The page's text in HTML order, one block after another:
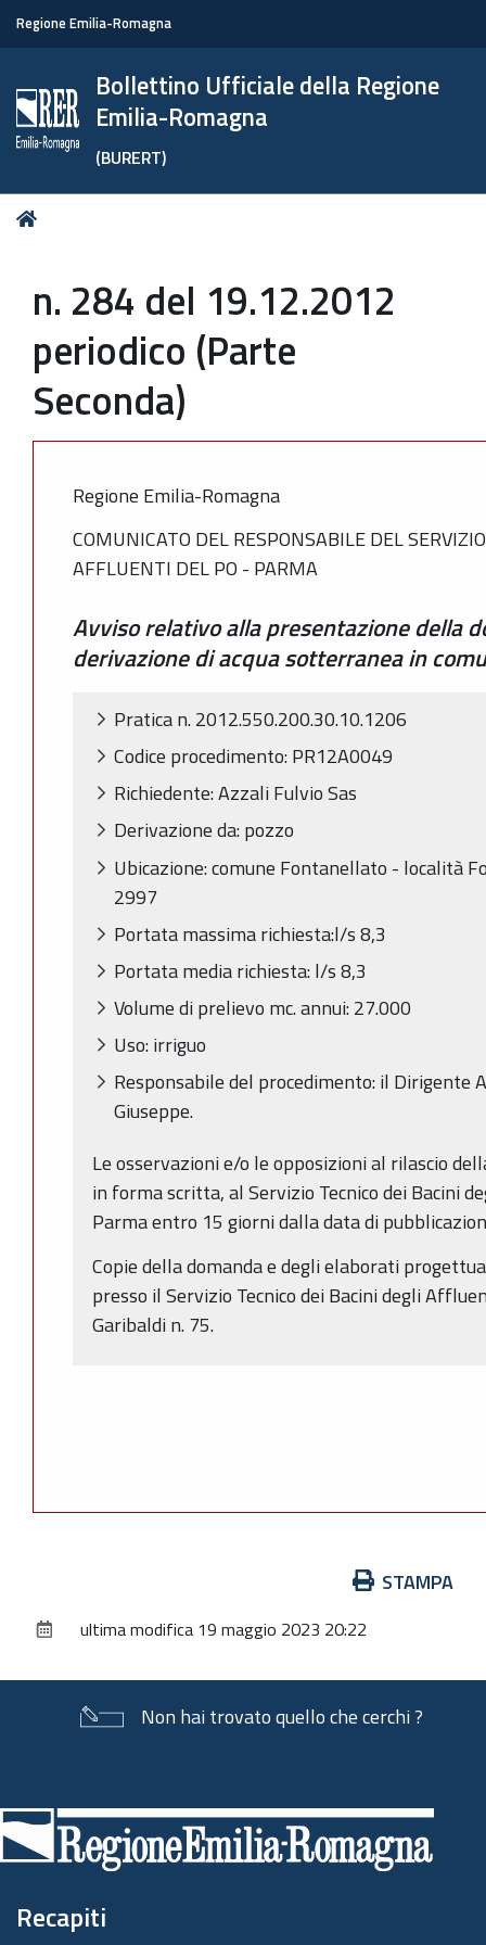
Regione Emilia-Romagna
Bollettino Ufficiale della Regione
Emilia-Romagna
(BURERT)
Tu
n. 284 del 19.12.2012
periodico (Parte
Seconda)
Regione Emilia-Romagna
COMUNICATO DEL RESPONSABILE DEL
AFFLUENTI DEL PO - PARMA
Avviso relativo alla presentazione della
derivazione di acqua sotterranea in
Pratica n. 2012.550.200.30.10.1206
Codice procedimento: PR12A0049
Richiedente: Azzali Fulvio Sas
Derivazione da: pozzo
Ubicazione: comune Fontanellato - località
2997
Portata massima richiesta:l/s 8,3
Portata media richiesta: l/s 8,3
Volume di prelievo mc. annui: 27.000
Uso: irriguo
Responsabile del procedimento: il Dirigente
Giuseppe.
Le osservazioni e/o le opposizioni al rilascio
in forma scritta, al Servizio Tecnico dei Bacini
Parma entro 15 giorni dalla data di
Copie della domanda e degli elaborati
presso il Servizio Tecnico dei Bacini degli
Garibaldi n. 75.
documento
STAMPA
ultima modifica 19 maggio 2023 20:22
Non hai trovato quello che cerchi ?
di
pagina
Recapiti